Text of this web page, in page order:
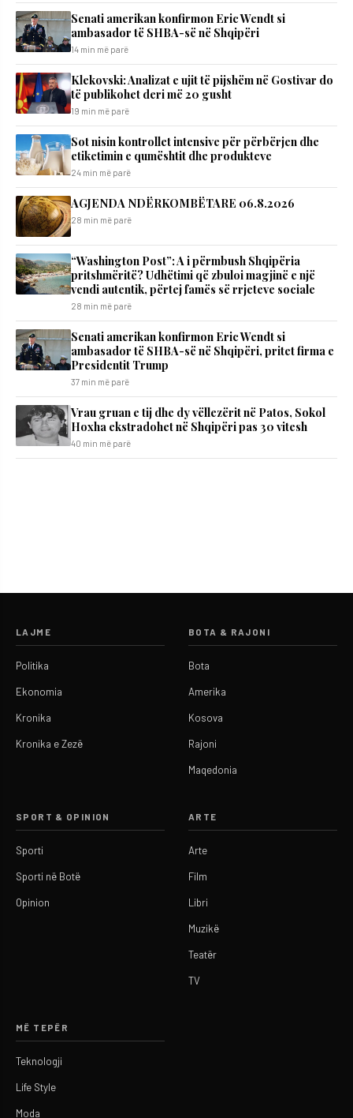
Senati amerikan konfirmon Eric Wendt si
ambasador të SHBA-së në Shqipëri
14 min më parë
Klekovski: Analizat e ujit të pijshëm në Gostivar do
të publikohet deri më 20 gusht
19 min më parë
Sot nisin kontrollet intensive për përbërjen dhe
etiketimin e qumështit dhe produkteve
24 min më parë
AGJENDA NDËRKOMBËTARE 06.8.2026
28 min më parë
“Washington Post”: A i përmbush Shqipëria
pritshmëritë? Udhëtimi që zbuloi magjinë e një
vendi autentik, përtej famës së rrjeteve sociale
28 min më parë
Senati amerikan konfirmon Eric Wendt si
ambasador të SHBA-së në Shqipëri, pritet firma e
Presidentit Trump
37 min më parë
Vrau gruan e tij dhe dy vëllezërit në Patos, Sokol
Hoxha ekstradohet në Shqipëri pas 30 vitesh
40 min më parë
LAJME
Politika
Ekonomia
Kronika
Kronika e Zezë
BOTA & RAJONI
Bota
Amerika
Kosova
Rajoni
Maqedonia
SPORT & OPINION
Sporti
Sporti në Botë
Opinion
ARTE
Arte
Film
Libri
Muzikë
Teatër
TV
MË TEPËR
Teknologji
Life Style
Moda